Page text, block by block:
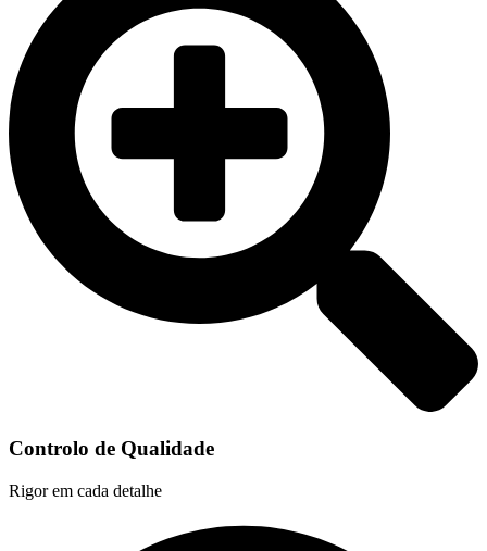
Controlo de Qualidade
Rigor em cada detalhe